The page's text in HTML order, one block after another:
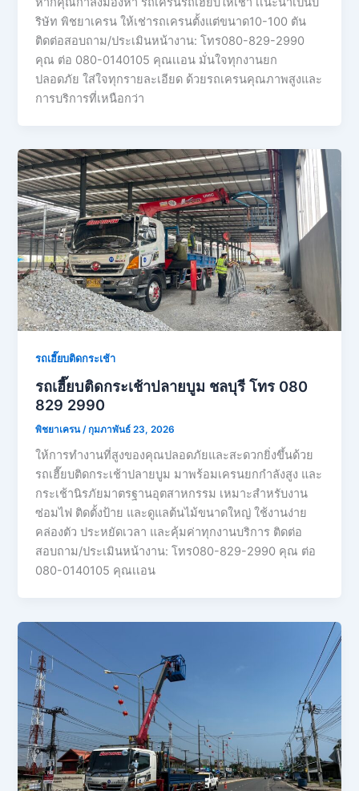
ริษัท พิชยาเครน ให้เช่ารถเครนตั้งแต่ขนาด10-100 ตัน
ติดต่อสอบถาม/ประเมินหน้างาน: โทร080-829-2990
คุณ ต่อ 080-0140105 คุณเเอน มั่นใจทุกงานยก
ปลอดภัย ใส่ใจทุกรายละเอียด ด้วยรถเครนคุณภาพสูงและ
การบริการที่เหนือกว่า
รถเฮี๊ยบติดกระเช้า
รถเฮี๊ยบติดกระเช้าปลายบูม ชลบุรี โทร 080
829 2990
พิชยาเครน /กุมภาพันธ์ 23, 2026
ให้การทำงานที่สูงของคุณปลอดภัยและสะดวกยิ่งขึ้นด้วย
รถเฮี๊ยบติดกระเช้าปลายบูม มาพร้อมเครนยกกำลังสูง และ
กระเช้านิรภัยมาตรฐานอุตสาหกรรม เหมาะสำหรับงาน
ซ่อมไฟ ติดตั้งป้าย และดูแลต้นไม้ขนาดใหญ่ ใช้งานง่าย
คล่องตัว ประหยัดเวลา และคุ้มค่าทุกงานบริการ ติดต่อ
สอบถาม/ประเมินหน้างาน: โทร080-829-2990 คุณ ต่อ
080-0140105 คุณเเอน